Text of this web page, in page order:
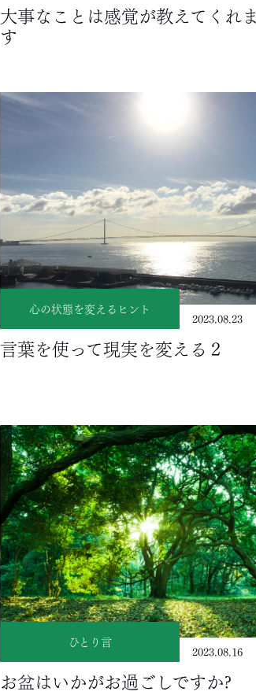
大事なことは感覚が教えてくれま
す
心の状態を変えるヒント
2023.08.23
言葉を使って現実を変える２
ひとり言
2023.08.16
お盆はいかがお過ごしですか?